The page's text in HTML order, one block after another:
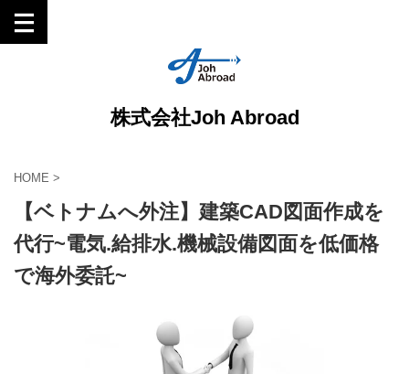
株式会社Joh Abroad
HOME >
【ベトナムへ外注】建築CAD図面作成を
代行~電気.給排水.機械設備図面を低価格
で海外委託~